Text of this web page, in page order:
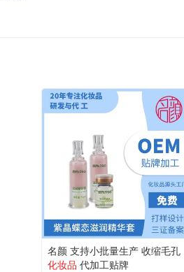
名颜 支持小批量生产 收缩毛孔
化妆品 代加工贴牌